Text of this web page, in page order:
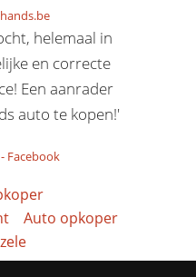
helemaal in
en correcte
Een aanrader
auto te kopen!'
- Facebook
Auto opkoper